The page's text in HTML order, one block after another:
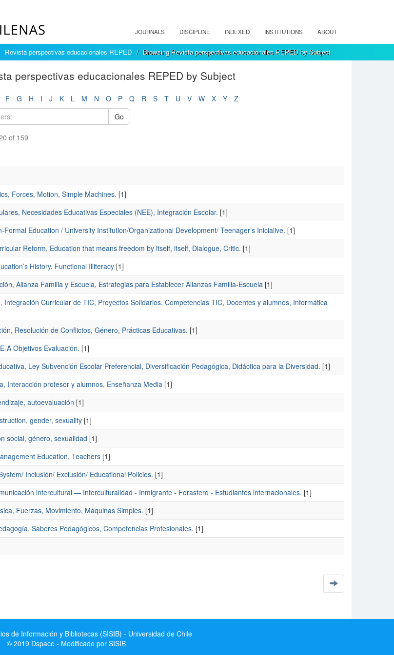
JOURNALS DISCIPLINE INDEXED INSTITUTIONS ABOUT
Revista perspectivas educacionales REPED Browsing Revista perspectivas educacionales REPED by Subject
perspectivas educacionales REPED by Subject
F G H I J K L M N O P Q R S T U V W X Y
Z
Go
of 159
Forces, Motion, Simple Machines. [1]
Necesidades Educativas Especiales (NEE), Integración Escolar. [1]
Formal Education / University Institution/Organizational Development/ Teenager’s Inicialive. [1]
Reform, Education that means freedom by itself, itself, Dialogue, Critic. [1]
History, Functional Illiteracy[1]
Alianza Familia y Escuela, Estrategias para Establecer Alianzas Familia-Escuela[1]
Integración Curricular de TIC, Proyectos Solidarios, Competencias TIC, Docentes y alumnos, Informática
Resolución de Conflictos, Género, Prácticas Educativas. [1]
A Objetivos Evaluación. [1]
Ley Subvención Escolar Preferencial, Diversificación Pedagógica, Didáctica para la Diversidad. [1]
Interacción profesor y alumnos, Enseñanza Media[1]
autoevaluación [1]
gender, sexuality[1]
social, género, sexualidad [1]
Education, Teachers[1]
Inclusión/ Exclusión/ Educational Policies. [1]
intercultural — Interculturalidad - Inmigrante - Forastero - Estudiantes internacionales. [1]
Fuerzas, Movimiento, Máquinas Simples. [1]
Saberes Pedagógicos, Competencias Profesionales. [1]
de Información y Bibliotecas (SISIB) - Universidad de Chile
© 2019 Dspace - Modificado por SISIB